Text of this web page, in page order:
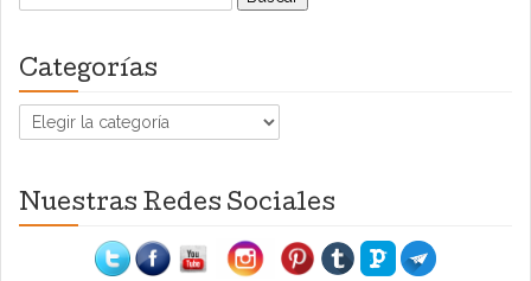
Categorías
Categorías
Nuestras Redes Sociales